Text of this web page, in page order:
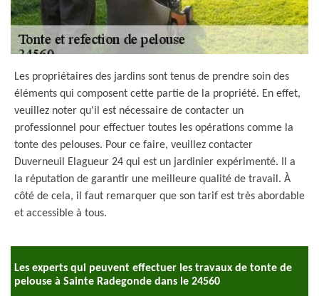
Les propriétaires des jardins sont tenus de prendre soin des
éléments qui composent cette partie de la propriété. En effet,
veuillez noter qu'il est nécessaire de contacter un
professionnel pour effectuer toutes les opérations comme la
tonte des pelouses. Pour ce faire, veuillez contacter
Duverneuil Elagueur 24 qui est un jardinier expérimenté. Il a
la réputation de garantir une meilleure qualité de travail. À
côté de cela, il faut remarquer que son tarif est très abordable
et accessible à tous.
Les experts qui peuvent effectuer les travaux de tonte de
pelouse à Sainte Radegonde dans le 24560